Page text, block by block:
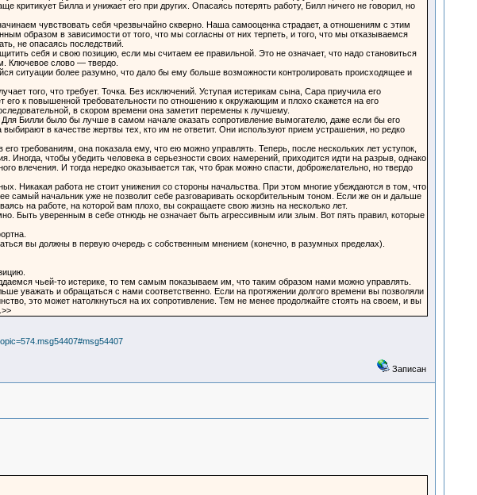
Билла и унижает его при других. Опасаясь потерять работу, Билл ничего не говорил, но
чувствовать себя чрезвычайно скверно. Наша самооценка страдает, а отношениям с этим
образом в зависимости от того, что мы согласны от них терпеть, и того, что мы отказываемся
не опасаясь последствий.
себя и свою позицию, если мы считаем ее правильной. Это не означает, что надо становиться
Ключевое слово — твердо.
ситуации более разумно, что дало бы ему больше возможности контролировать происходящее и
того, что требует. Точка. Без исключений. Уступая истерикам сына, Сара приучила его
к повышенной требовательности по отношению к окружающим и плохо скажется на его
в скором времени она заметит перемены к лучшему.
Билли было бы лучше в самом начале оказать сопротивление вымогателю, даже если бы его
в качестве жертвы тех, кто им не ответит. Они используют прием устрашения, но редко
требованиям, она показала ему, что ею можно управлять. Теперь, после нескольких лет уступок,
чтобы убедить человека в серьезности своих намерений, приходится идти на разрыв, однако
влечения. И тогда нередко оказывается так, что брак можно спасти, доброжелательно, но твердо
Никакая работа не стоит унижения со стороны начальства. При этом многие убеждаются в том, что
самый начальник уже не позволит себе разговаривать оскорбительным тоном. Если же он и дальше
на работе, на которой вам плохо, вы сокращаете свою жизнь на несколько лет.
Быть уверенным в себе отнюдь не означает быть агрессивным или злым. Вот пять правил, которые
вы должны в первую очередь с собственным мнением (конечно, в разумных пределах).
чьей-то истерике, то тем самым показываем им, что таким образом нами можно управлять.
уважать и обращаться с нами соответственно. Если на протяжении долгого времени вы позволяли
это может натолкнуться на их сопротивление. Тем не менее продолжайте стоять на своем, и вы
Записан